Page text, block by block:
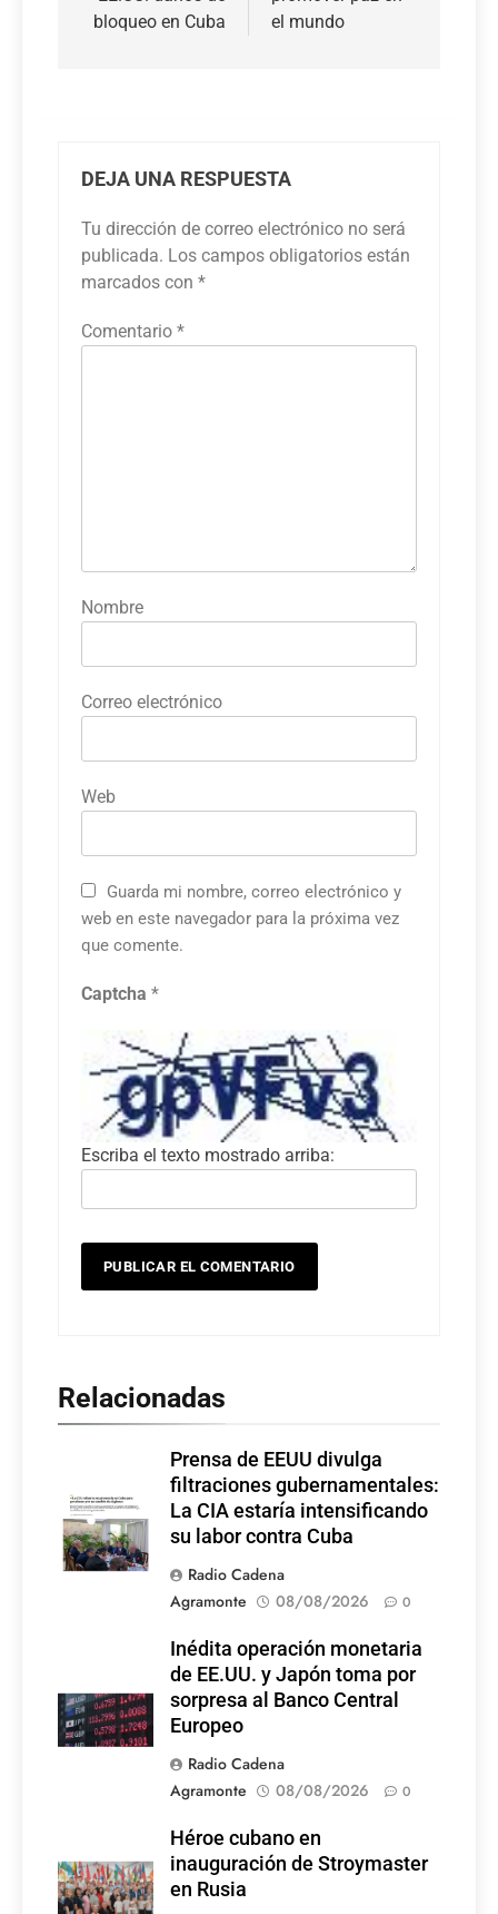
bloqueo en Cuba
el mundo
DEJA UNA RESPUESTA
Tu dirección de correo electrónico no será
publicada. Los campos obligatorios están
marcados con *
Comentario *
Nombre
Correo electrónico
Web
Guarda mi nombre, correo electrónico y
web en este navegador para la próxima vez
que comente.
Captcha *
Escriba el texto mostrado arriba:
Relacionadas
Prensa de EEUU divulga
filtraciones gubernamentales:
La CIA estaría intensificando
su labor contra Cuba
Radio Cadena
Agramonte
08/08/2026 0
Inédita operación monetaria
de EE.UU. y Japón toma por
sorpresa al Banco Central
Europeo
Radio Cadena
Agramonte
08/08/2026 0
Héroe cubano en
inauguración de Stroymaster
en Rusia